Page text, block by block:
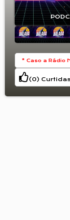
* Caso a Rádio
(0)